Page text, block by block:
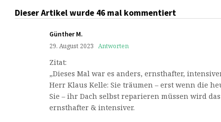
Dieser Artikel wurde 46 mal kommentiert
Günther M.
29. August 2023 Antworten
Zitat:
„Dieses Mal war es anders, ernsthafter,
Herr Klaus Kelle: Sie träumen – erst wenn die
Sie – ihr Dach selbst reparieren müssen wird
ernsthafter & intensiver.